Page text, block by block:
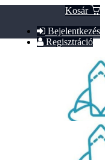
Kosár
Bejelentkezés
Regisztráció